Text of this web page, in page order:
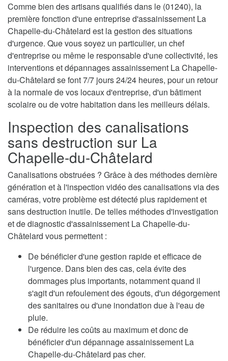
Comme bien des artisans qualifiés dans le (01240), la
première fonction d'une entreprise d'assainissement La
Chapelle-du-Châtelard est la gestion des situations
d'urgence. Que vous soyez un particulier, un chef
d'entreprise ou même le responsable d'une collectivité, les
interventions et dépannages assainissement La Chapelle-
du-Châtelard se font 7/7 jours 24/24 heures, pour un retour
à la normale de vos locaux d'entreprise, d'un bâtiment
scolaire ou de votre habitation dans les meilleurs délais.
Inspection des canalisations
sans destruction sur La
Chapelle-du-Châtelard
Canalisations obstruées ? Grâce à des méthodes dernière
génération et à l'inspection vidéo des canalisations via des
caméras, votre problème est détecté plus rapidement et
sans destruction inutile. De telles méthodes d'investigation
et de diagnostic d'assainissement La Chapelle-du-
Châtelard vous permettent :
De bénéficier d'une gestion rapide et efficace de
l'urgence. Dans bien des cas, cela évite des
dommages plus importants, notamment quand il
s'agit d'un refoulement des égouts, d'un dégorgement
des sanitaires ou d'une inondation due à l'eau de
pluie.
De réduire les coûts au maximum et donc de
bénéficier d'un dépannage assainissement La
Chapelle-du-Châtelard pas cher.